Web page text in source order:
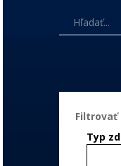
Typ